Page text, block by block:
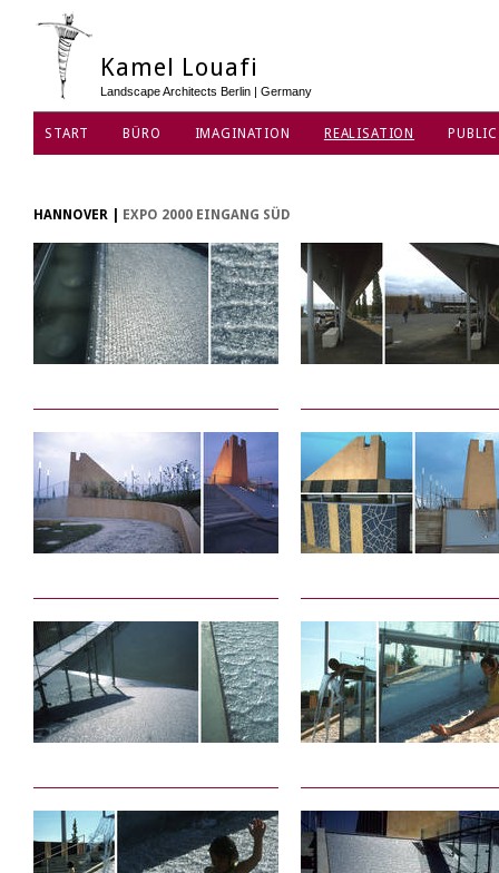
Kamel Louafi
Landscape Architects Berlin | Germany
START BÜRO IMAGINATION REALISATION
HANNOVER EXPO 2000 EINGANG SÜD